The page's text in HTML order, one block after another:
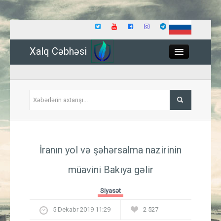
Xalq Cəbhəsi
İqtisadiyyat
İranın yol və şəhərsalma nazirinin
müavini Bakıya gəlir
Siyasət
5 Dekabr 2019 11:29 2 527